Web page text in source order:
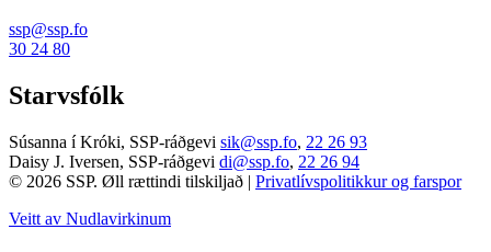
ssp@ssp.fo
30 24 80
Starvsfólk
Súsanna í Króki, SSP-ráðgevi sik@ssp.fo, 22 26 93
Daisy J. Iversen, SSP-ráðgevi di@ssp.fo, 22 26 94
© 2026 SSP. Øll rættindi tilskiljað | Privatlívspolitikkur og farspor
Veitt av Nudlavirkinum